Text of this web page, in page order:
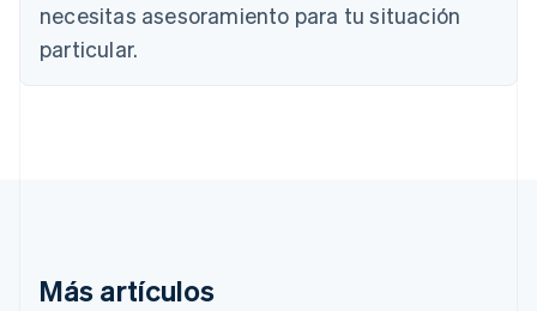
necesitas asesoramiento para tu situación
particular.
Más artículos
Bulgaria
English
English